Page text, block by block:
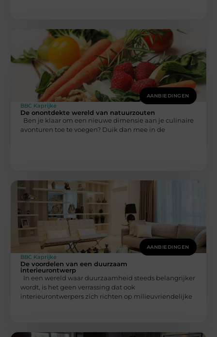
AANBIEDINGEN
BBC Kaprijke
De onontdekte wereld van natuurzouten
Ben je klaar om een nieuwe dimensie aan je culinaire
avonturen toe te voegen? Duik dan mee in de
AANBIEDINGEN
BBC Kaprijke
De voordelen van een duurzaam
interieurontwerp
In een wereld waar duurzaamheid steeds belangrijker
wordt, is het geen verrassing dat ook
interieurontwerpers zich richten op milieuvriendelijke